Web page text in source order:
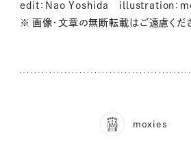
edit：Nao Yoshida illustration：
※ 画像・文章の無断転載はご遠慮くだ
moxies